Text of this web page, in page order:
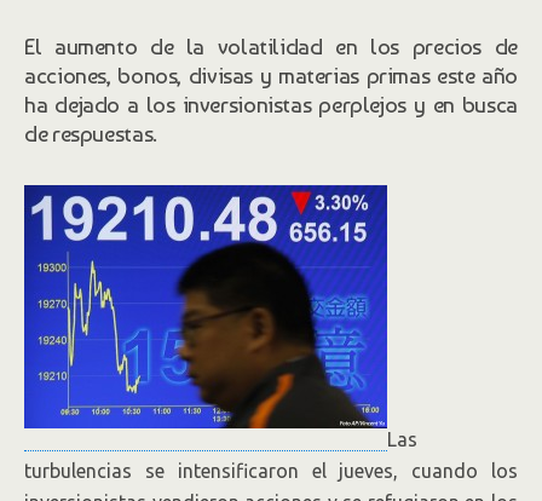
El aumento de la volatilidad en los precios de
acciones, bonos, divisas y materias primas este año
ha dejado a los inversionistas perplejos y en busca
de respuestas.
Las
turbulencias se intensificaron el jueves, cuando los